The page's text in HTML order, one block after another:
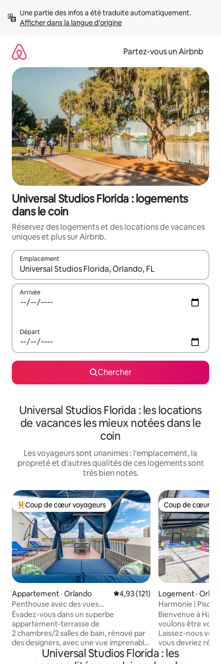
directement
Afficher dans la langue d'origine
Partez-vous un Airbnb
Universal Studios Florida : logements
dans le coin
Réservez des logements et des locations de vacances
uniques et plus sur Airbnb.
Emplacement
Quand les résultats sont affichés, parcourez-les en utilisant
Arrivée
Départ
Chercher
Universal Studios Florida : les locations
de vacances les mieux notées dans le
coin
Les voyageurs sont unanimes : l'emplacement, la
propreté et d'autres qualités de ces logements sont
très bien notés.
Coup de cœur voyageurs parmi les plus aimés
Coup de cœur voyageurs
Appartement · Orlando Note moyenne de 4,93 sur 5,
4,93 (121)
Penthouse avec des vues
époustouflantes
Évadez-vous dans un superbe
appartement-terrasse de
2 chambres/2 salles de bain, rénové par
des designers, avec une vue imprenable
sur le lac et quatre parcs d'attractions.
Cette retraite luxueuse peut accueillir
Coup de cœur
Coup de cœur
Logement ·
Harmonie |
Universal et Epic.
Bienvenue à
voulons être votre hôte à
Laissez-nous
vous devriez
Maison au rez de
pieds carrés 🌇
Universal Studios Florida : les